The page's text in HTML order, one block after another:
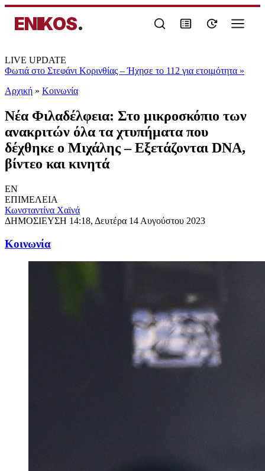
ENIKOS.
LIVE UPDATE
Φωτιά στο Στεφάνι Κορινθίας – Ήχησε το 112 για ετοιμότητα »
Αρχική » Κοινωνία
Νέα Φιλαδέλφεια: Στο μικροσκόπιο των
ανακριτών όλα τα χτυπήματα που
δέχθηκε ο Μιχάλης – Εξετάζονται DNA,
βίντεο και κινητά
EN
ΕΠΙΜΕΛΕΙΑ
Κωνσταντίνα Χαϊνά
ΔΗΜΟΣΙΕΥΣΗ 14:18, Δευτέρα 14 Αυγούστου 2023
Κοινωνία